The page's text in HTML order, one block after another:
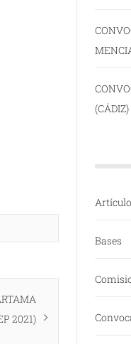
2021)
(CÁDIZ)
Bases